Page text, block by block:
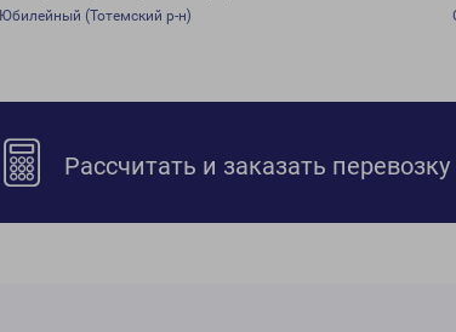
Юбилейный (Тотемский р-н)
Рассчитать и заказать перевозку